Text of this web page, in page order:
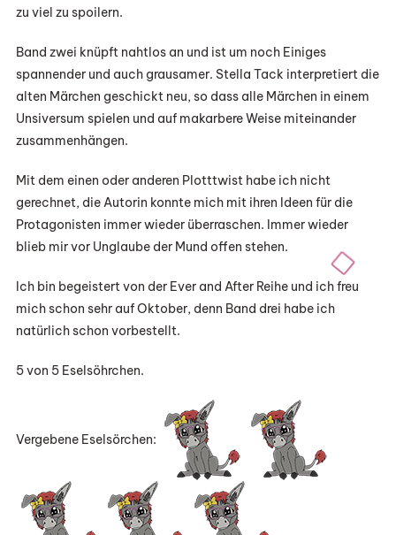
zu viel zu spoilern.
Band zwei knüpft nahtlos an und ist um noch Einiges
spannender und auch grausamer. Stella Tack interpretiert die
alten Märchen geschickt neu, so dass alle Märchen in einem
Unsiversum spielen und auf makarbere Weise miteinander
zusammenhängen.
Mit dem einen oder anderen Plotttwist habe ich nicht
gerechnet, die Autorin konnte mich mit ihren Ideen für die
Protagonisten immer wieder überraschen. Immer wieder
blieb mir vor Unglaube der Mund offen stehen.
Ich bin begeistert von der Ever and After Reihe und ich freu
mich schon sehr auf Oktober, denn Band drei habe ich
natürlich schon vorbestellt.
5 von 5 Eselsöhrchen.
Vergebene Eselsörchen: